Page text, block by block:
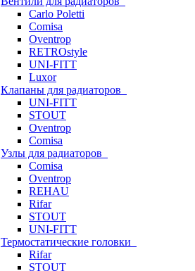
Carlo Poletti
Comisa
Oventrop
RETROstyle
UNI-FITT
Luxor
Клапаны для радиаторов
UNI-FITT
STOUT
Oventrop
Comisa
Узлы для радиаторов
Comisa
Oventrop
REHAU
Rifar
STOUT
UNI-FITT
Термостатические головки
Rifar
STOUT